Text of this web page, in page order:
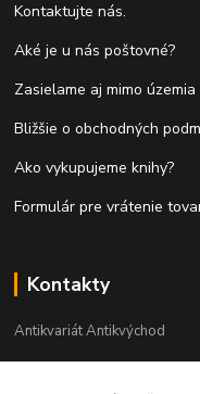
Kontaktujte nás.
Aké je u nás poštovné?
Zasielame aj mimo územia
Bližšie o obchodných
Ako vykupujeme knihy?
Formulár pre vrátenie
Kontakty
Antikvariát Antikvýchod